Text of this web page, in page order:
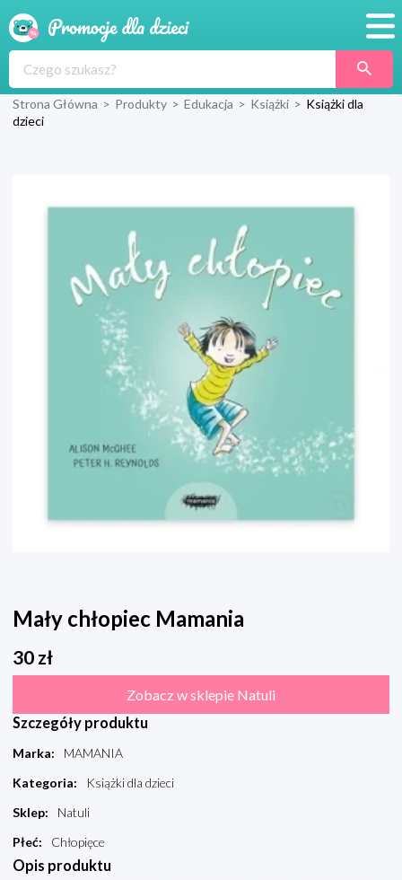
Produkty
Wyprawka
Strona Główna > Produkty > Edukacja > Książki > Książki dla
dzieci
Mały chłopiec Mamania
30 zł
Zobacz w sklepie Natuli
Szczegóły produktu
Marka:
MAMANIA
Kategoria:
Książki dla dzieci
Sklep:
Natuli
Płeć: Chłopięce
Opis produktu